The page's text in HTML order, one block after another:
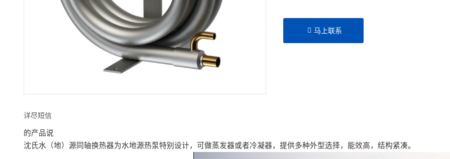
马上联系
详尽短信
的产品说
沈氏水（地）源同轴换热器为水地源热泵特别设计，可做蒸发器或者冷凝器，提供多种外型选择，能效高，结构紧凑。